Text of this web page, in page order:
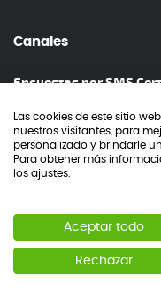
Canales
Encuestas por SMS
Encuestas por
Encuestas por Correo
Encuestas en Web y
Encuestas Telefónicas
Smiley Feedback Tablet
Smiley Feedback
Las cookies de este sitio
nuestros visitantes, para
personalizado y brindarle
Para obtener más
los ajustes.
Aceptar todo
Rechazar